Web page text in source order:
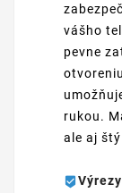
vášho
pevne
rukou.
ale aj